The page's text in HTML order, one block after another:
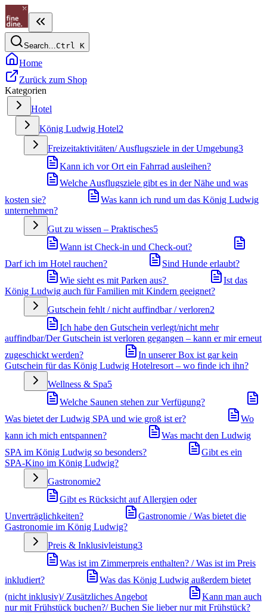
Search…Ctrl K
Home
Zurück zum Shop
Kategorien
Hotel
König Ludwig Hotel2
Freizeitaktivitäten/ Ausflugsziele in der Umgebung3
Kann ich vor Ort ein Fahrrad ausleihen?
Welche Ausflugsziele gibt es in der Nähe und was
kosten sie?
Was kann ich rund um das König Ludwig
unternehmen?
Gut zu wissen – Praktisches5
Wann ist Check-in und Check-out?
Darf ich im Hotel rauchen?
Sind Hunde erlaubt?
Wie sieht es mit Parken aus?
Ist das
König Ludwig auch für Familien mit Kindern geeignet?
Gutschein fehlt / nicht auffindbar / verloren2
Ich habe den Gutschein verlegt/nicht mehr
auffindbar/Der Gutschein ist verloren gegangen – kann er mir erneut
zugeschickt werden?
In unserer Box ist gar kein
Gutschein für das König Ludwig Hotelresort – wo finde ich ihn?
Wellness & Spa5
Welche Saunen stehen zur Verfügung?
Was bietet der Ludwig SPA und wie groß ist er?
Wo
kann ich mich entspannen?
Was macht den Ludwig
SPA im König Ludwig so besonders?
Gibt es ein
SPA-Kino im König Ludwig?
Gastronomie2
Gibt es Rücksicht auf Allergien oder
Unverträglichkeiten?
Gastronomie / Was bietet die
Gastronomie im König Ludwig?
Preis & Inklusivleistung3
Was ist im Zimmerpreis enthalten? / Was ist im Preis
inkludiert?
Was das König Ludwig außerdem bietet
(nicht inklusiv)/ Zusätzliches Angebot
Kann man auch
nur mit Frühstück buchen?/ Buchen Sie lieber nur mit Frühstück?